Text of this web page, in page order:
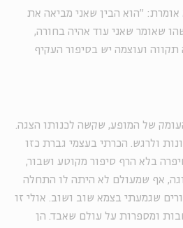
"הוא הבין שאני מביאה את
שאומר שאני עוד אהיה בחורה,
ועוצמה יש בסיפור העקיף
של המופע, שקשה לכנותו הצגה.
ולרגש. הכרתי בעצמי גברת כזו
בלא הרף סיפור מקוטע ושבור,
אף שמעולם לא היתה לו התחלה
שגמעתי בצמא שוב ושוב. אולי זו
ומספרות על עולם שאבד. הן